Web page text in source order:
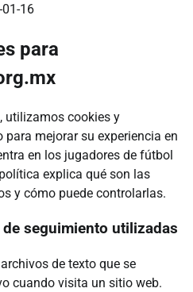
16
para
utilizamos cookies y
mejorar su experiencia en
en los jugadores de fútbol
explica qué son las
y cómo puede controlarlas.
seguimiento utilizadas
de texto que se
cuando visita un sitio web.